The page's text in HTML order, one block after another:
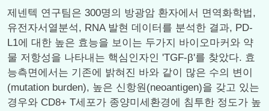
제넨텍 연구팀은 300명의 방광암 환자에서 면역화학법,
유전자서열분석, RNA 발현 데이터를 분석한 결과, PD-
L1에 대한 높은 효능을 보이는 두가지 바이오마커와 약
물 저항성을 나타내는 핵심인자인 'TGF-β'를 찾았다. 효
능측면에서는 기존에 밝혀진 바와 같이 많은 수의 변이
(mutation burden), 높은 신항원(neoantigen)을 갖고 있는
경우와 CD8+ T세포가 종양미세환경에 침투한 정도가 높